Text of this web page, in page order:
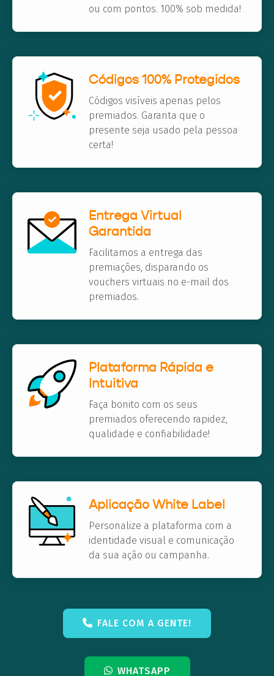
ou com pontos. 100% sob medida!
Códigos 100% Protegidos
Códigos visíveis apenas pelos
premiados. Garanta que o
presente seja usado pela pessoa
certa!
Entrega Virtual
Garantida
Facilitamos a entrega das
premiações, disparando os
vouchers virtuais no e-mail dos
premiados.
Plataforma Rápida e
Intuitiva
Faça bonito com os seus
premiados oferecendo rapidez,
qualidade e confiabilidade!
Aplicação White Label
Personalize a plataforma com a
identidade visual e comunicação
da sua ação ou campanha.
FALE COM A GENTE!
WHATSAPP